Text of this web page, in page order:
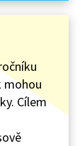
mohou
Cílem